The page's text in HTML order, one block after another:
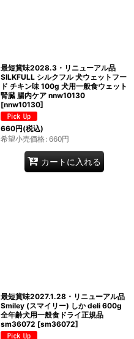
最短賞味2028.3・リニューアル品
SILKFULL シルクフル 犬ウェットフー
ド チキン味 100g 犬用一般食ウェット
腎臓 腸内ケア nnw10130
[nnw10130]
660円(税込)
希望小売価格: 660円
カートに入れる
最短賞味2027.1.28・リニューアル品
Smiley (スマイリー) しか deli 600g
全年齢犬用一般食ドライ正規品
sm36072 [sm36072]